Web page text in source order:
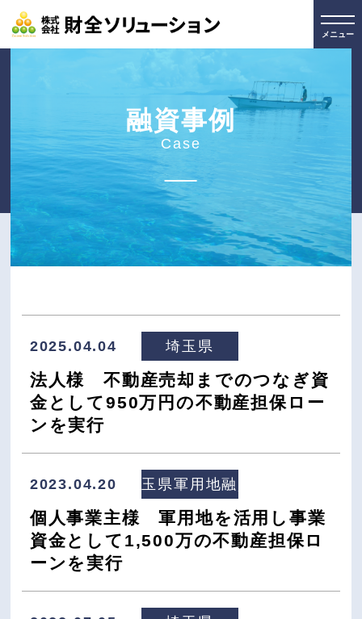
メニュー
融資事例
Case
2025.04.04 埼玉県
法人様 不動産売却までのつなぎ資
金として950万円の不動産担保ロー
ンを実行
2023.04.20 埼玉県軍用地融資
個人事業主様 軍用地を活用し事業
資金として1,500万の不動産担保ロ
ーンを実行